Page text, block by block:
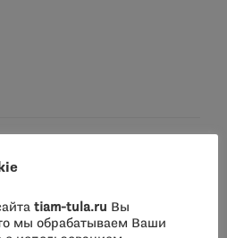
tiam-tula.ru Вы
мы обрабатываем Ваши